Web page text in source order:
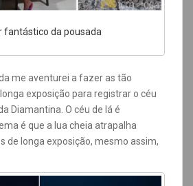
fantástico da pousada
me aventurei a fazer as tão
exposição para registrar o céu
Diamantina. O céu de lá é
é que a lua cheia atrapalha
de longa exposição, mesmo assim,